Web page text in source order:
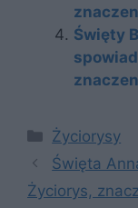
Święty
Kategorie
Życiorysy
Święta
Życiorys,